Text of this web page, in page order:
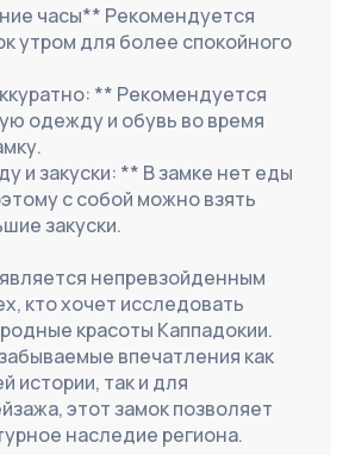
часы** Рекомендуется
утром для более спокойного
** Рекомендуется
одежду и обувь во время
и закуски: ** В замке нет еды
с собой можно взять
закуски.
непревзойденным
кто хочет исследовать
красоты Каппадокии.
впечатления как
истории, так и для
этот замок позволяет
наследие региона.